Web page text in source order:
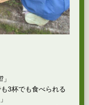
3杯でも食べられる